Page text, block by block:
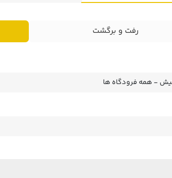
رفت و برگشت